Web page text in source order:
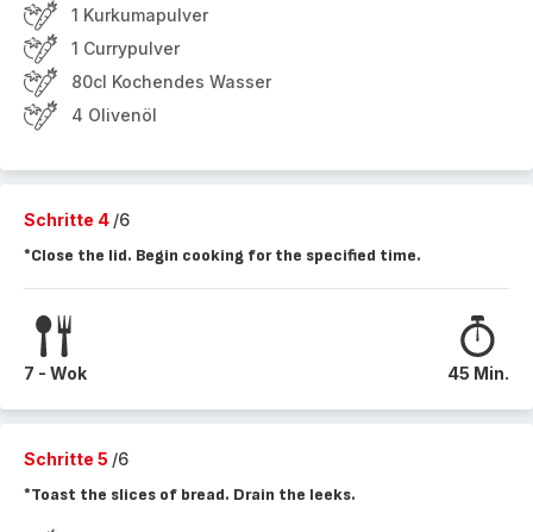
1 Kurkumapulver
1 Currypulver
80cl Kochendes Wasser
4 Olivenöl
Schritte 4 /6
*Close the lid. Begin cooking for the specified time.
7 - Wok 45 Min.
Schritte 5 /6
*Toast the slices of bread. Drain the leeks.